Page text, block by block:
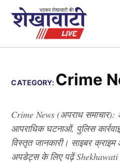
CATEGORY: Crime
Crime News (अपराध
आपराधिक घटनाओं, पुलिस
विस्तृत जानकारी। साइबर
अपडेट्स के लिए पढ़ें Shekhawati